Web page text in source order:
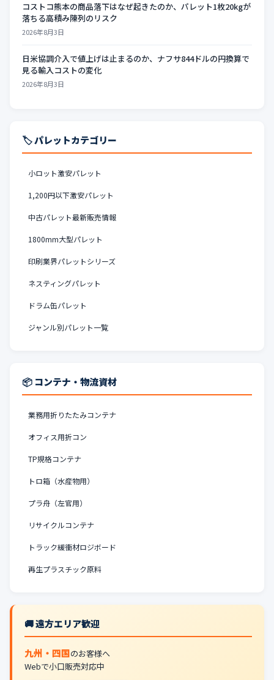
コストコ熊本の商品落下はなぜ起きたのか、パレット1枚20kgが
落ちる高積み陳列のリスク
2026年8月3日
日米協調介入で値上げは止まるのか、ナフサ844ドルの円換算で
見る輸入コストの変化
2026年8月3日
🏷️ パレットカテゴリー
小ロット激安パレット
1,200円以下激安パレット
中古パレット最新販売情報
1800mm大型パレット
印刷業界パレットシリーズ
ネスティングパレット
ドラム缶パレット
ジャンル別パレット一覧
📦 コンテナ・物流資材
業務用折りたたみコンテナ
オフィス用折コン
TP規格コンテナ
トロ箱（水産物用）
プラ舟（左官用）
リサイクルコンテナ
トラック緩衝材ロジボード
再生プラスチック原料
🚚 遠方エリア歓迎
九州・四国のお客様へ
Webで小口販売対応中